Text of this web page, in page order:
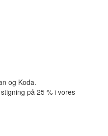
og Koda.
på 25 % i vores